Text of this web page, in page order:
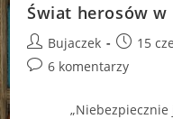
Świat herosów w
Post
author:
Bujaczek
Post
published:
15
Post6 komentarzy
„Niebezpiecznie